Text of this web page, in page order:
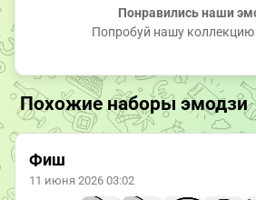
Понравились наши
Попробуй нашу коллекцию
Похожие наборы эмодзи
Фиш
11 июня 2026 03:02